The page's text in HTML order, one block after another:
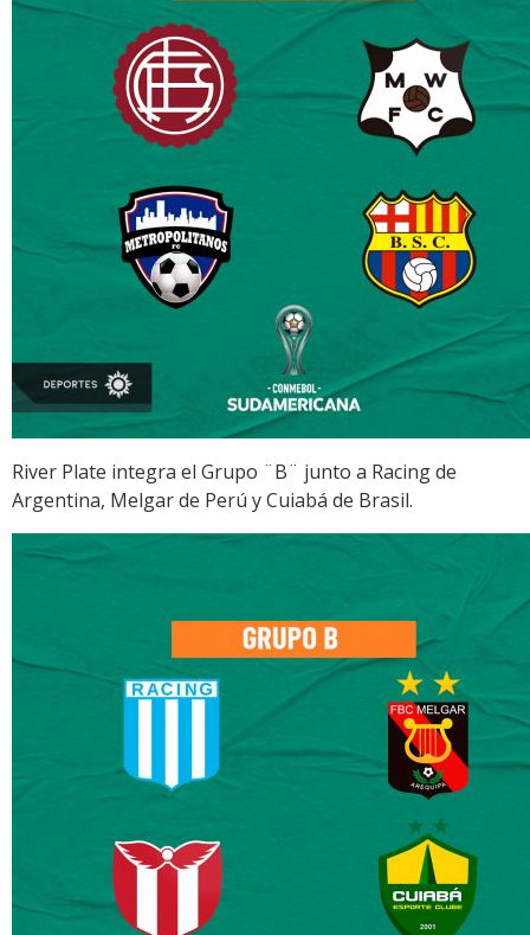
River Plate integra el Grupo ¨B¨ junto a Racing de
Argentina, Melgar de Perú y Cuiabá de Brasil.